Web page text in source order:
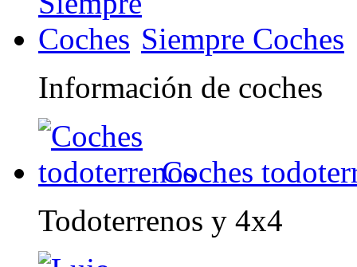
Siempre Coches
Información de coches
Coches
Todoterrenos y 4x4